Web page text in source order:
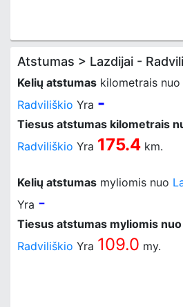
Atstumas > Lazdijai -
Kelių atstumas kilometrais nuo
Radviliškio Yra -
Tiesus atstumas kilometrais
Radviliškio Yra 175.4 km.
Kelių atstumas myliomis nuo
Yra -
Tiesus atstumas myliomis nuo
Radviliškio Yra 109.0 my.